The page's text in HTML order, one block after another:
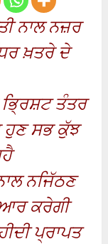
ਨਾਲ ਨਜ਼ਰ
ਖ਼ਤਰੇ ਦੇ
ਭ੍ਰਿਸ਼ਟ ਤੰਤਰ
ਹੁਣ ਸਭ ਕੁੱਝ
ਨਜਿੱਠਣ
ਕਰੇਗੀ
ਪ੍ਰਾਪਤ